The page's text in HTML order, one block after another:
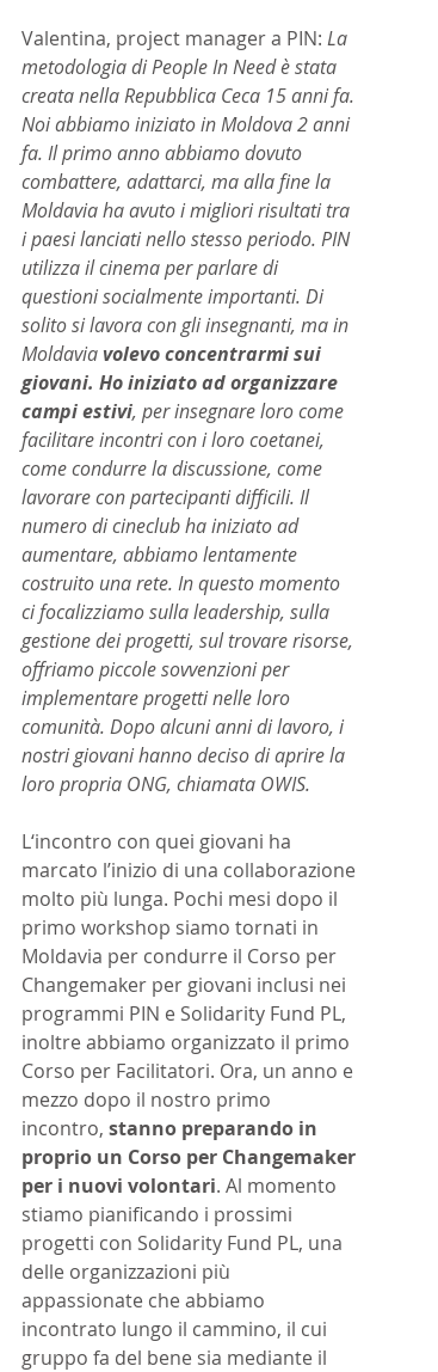
Valentina, project manager a PIN: La
metodologia di People In Need è stata
creata nella Repubblica Ceca 15 anni fa.
Noi abbiamo iniziato in Moldova 2 anni
fa. Il primo anno abbiamo dovuto
combattere, adattarci, ma alla fine la
Moldavia ha avuto i migliori risultati tra
i paesi lanciati nello stesso periodo. PIN
utilizza il cinema per parlare di
questioni socialmente importanti. Di
solito si lavora con gli insegnanti, ma in
Moldavia volevo concentrarmi sui
giovani. Ho iniziato ad organizzare
campi estivi, per insegnare loro come
facilitare incontri con i loro coetanei,
come condurre la discussione, come
lavorare con partecipanti difficili. Il
numero di cineclub ha iniziato ad
aumentare, abbiamo lentamente
costruito una rete. In questo momento
ci focalizziamo sulla leadership, sulla
gestione dei progetti, sul trovare risorse,
offriamo piccole sovvenzioni per
implementare progetti nelle loro
comunità. Dopo alcuni anni di lavoro, i
nostri giovani hanno deciso di aprire la
loro propria ONG, chiamata OWIS.
L‘incontro con quei giovani ha
marcato l’inizio di una collaborazione
molto più lunga. Pochi mesi dopo il
primo workshop siamo tornati in
Moldavia per condurre il Corso per
Changemaker per giovani inclusi nei
programmi PIN e Solidarity Fund PL,
inoltre abbiamo organizzato il primo
Corso per Facilitatori. Ora, un anno e
mezzo dopo il nostro primo
incontro, stanno preparando in
proprio un Corso per Changemaker
per i nuovi volontari. Al momento
stiamo pianificando i prossimi
progetti con Solidarity Fund PL, una
delle organizzazioni più
appassionate che abbiamo
incontrato lungo il cammino, il cui
gruppo fa del bene sia mediante il